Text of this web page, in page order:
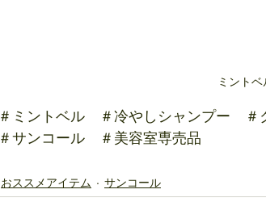
ミント
＃ミントベル　＃冷やしシャンプー　＃
＃サンコール　＃美容室専売品
おススメアイテム サンコール